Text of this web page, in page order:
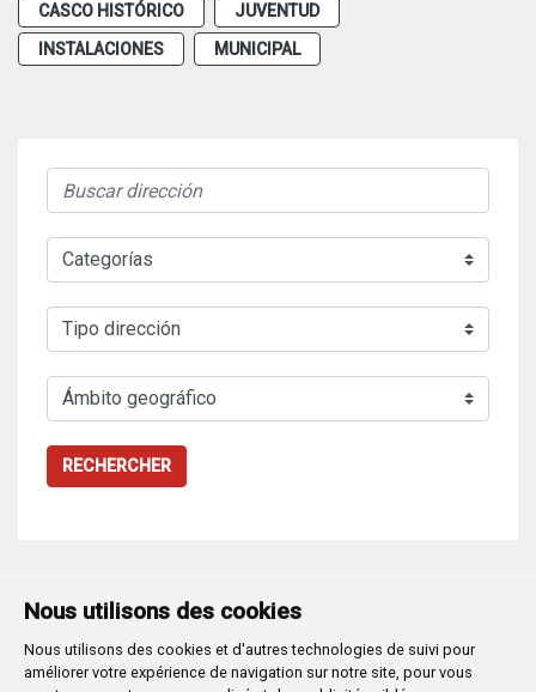
Nous utilisons des cookies
Nous utilisons des cookies et d'autres technologies de suivi pour
améliorer votre expérience de navigation sur notre site, pour vous
CASCO HISTÓRICO
JUVENTUD
INSTALACIONES
MUNICIPAL
RECHERCHER
Plaza Mayor 1- 09071BURGOS
947 288 800 CIF: P-0906100-C